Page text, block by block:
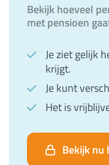
Bekijk hoeveel
met pensioen
Je ziet gelijk
krijgt.
Je kunt
Het is
Bekijk nu